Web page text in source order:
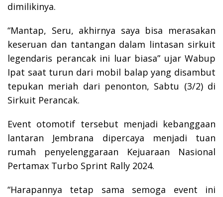
dimilikinya.
“Mantap, Seru, akhirnya saya bisa merasakan
keseruan dan tantangan dalam lintasan sirkuit
legendaris perancak ini luar biasa” ujar Wabup
Ipat saat turun dari mobil balap yang disambut
tepukan meriah dari penonton, Sabtu (3/2) di
Sirkuit Perancak.
Event otomotif tersebut menjadi kebanggaan
lantaran Jembrana dipercaya menjadi tuan
rumah penyelenggaraan Kejuaraan Nasional
Pertamax Turbo Sprint Rally 2024.
“Harapannya tetap sama semoga event ini